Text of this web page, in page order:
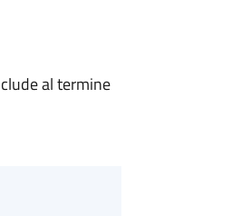
al termine